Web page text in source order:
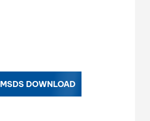
MSDS DOWNLOAD